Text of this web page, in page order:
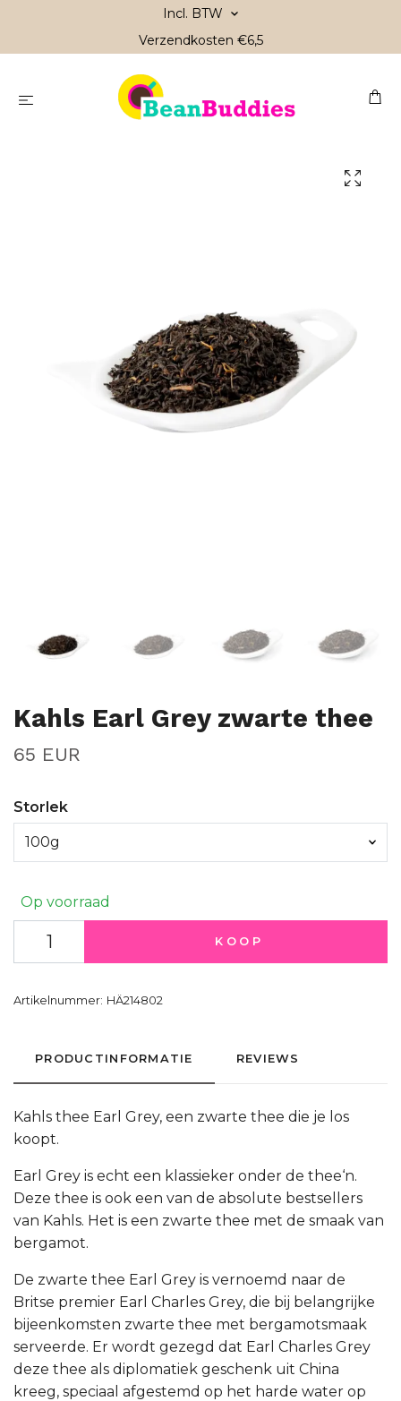
Incl. BTW
Verzendkosten €6,5
Kahls Earl Grey zwarte thee
65 EUR
Storlek
100g
Op voorraad
KOOP
Artikelnummer: HÄ214802
PRODUCTINFORMATIE REVIEWS
Kahls thee Earl Grey, een zwarte thee die je los
koopt.
Earl Grey is echt een klassieker onder de thee‘n.
Deze thee is ook een van de absolute bestsellers
van Kahls. Het is een zwarte thee met de smaak van
bergamot.
De zwarte thee Earl Grey is vernoemd naar de
Britse premier Earl Charles Grey, die bij belangrijke
bijeenkomsten zwarte thee met bergamotsmaak
serveerde. Er wordt gezegd dat Earl Charles Grey
deze thee als diplomatiek geschenk uit China
kreeg, speciaal afgestemd op het harde water op